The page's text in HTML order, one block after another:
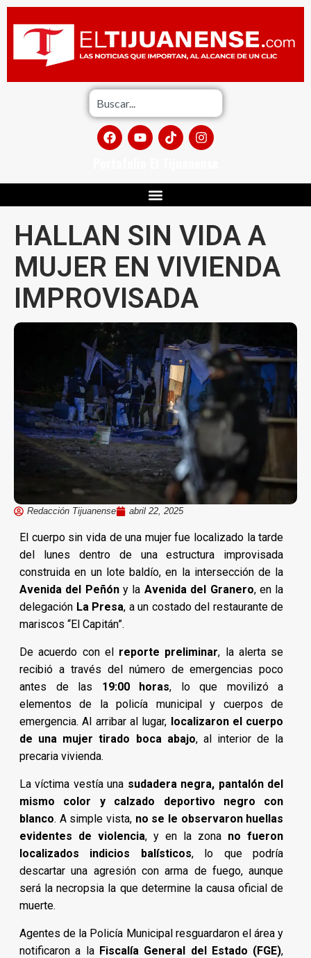
HALLAN SIN VIDA A
MUJER EN VIVIENDA
IMPROVISADA
Redacción Tijuanense abril 22, 2025
El cuerpo sin vida de una mujer fue localizado la tarde
del lunes dentro de una estructura improvisada
construida en un lote baldío, en la intersección de la
Avenida del Peñóny la Avenida del Granero, en la
delegación La Presa, a un costado del restaurante de
mariscos “El Capitán”.
De acuerdo con el reporte preliminar, la alerta se
recibió a través del número de emergencias poco
antes de las 19:00 horas, lo que movilizó a
elementos de la policía municipal y cuerpos de
emergencia. Al arribar al lugar, localizaron el cuerpo
de una mujer tirado boca abajo, al interior de la
precaria vivienda.
La víctima vestía una sudadera negra, pantalón del
mismo color y calzado deportivo negro con
blanco. A simple vista, no se le observaron huellas
evidentes de violencia, y en la zona no fueron
localizados indicios balísticos, lo que podría
descartar una agresión con arma de fuego, aunque
será la necropsia la que determine la causa oficial de
muerte.
Agentes de la Policía Municipal resguardaron el área y
notificaron a la Fiscalía General del Estado (FGE),